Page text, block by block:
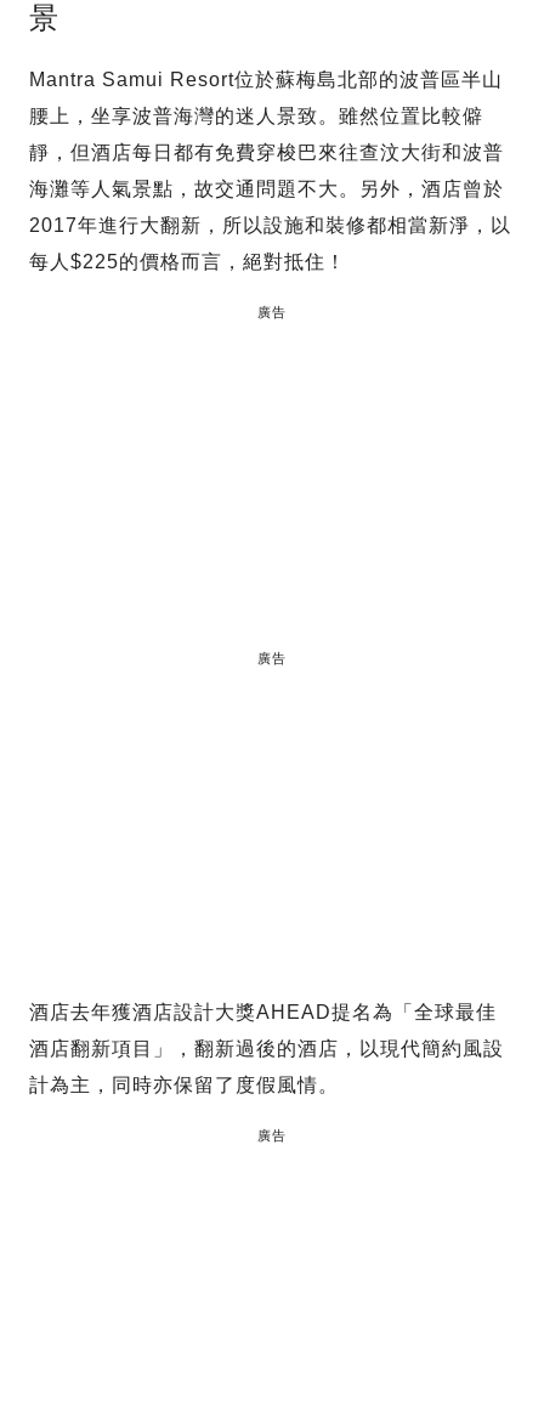
景
Mantra Samui Resort位於蘇梅島北部的波普區半山
腰上，坐享波普海灣的迷人景致。雖然位置比較僻
靜，但酒店每日都有免費穿梭巴來往查汶大街和波普
海灘等人氣景點，故交通問題不大。另外，酒店曾於
2017年進行大翻新，所以設施和裝修都相當新淨，以
每人$225的價格而言，絕對抵住！
廣告
廣告
酒店去年獲酒店設計大獎AHEAD提名為「全球最佳
酒店翻新項目」，翻新過後的酒店，以現代簡約風設
計為主，同時亦保留了度假風情。
廣告